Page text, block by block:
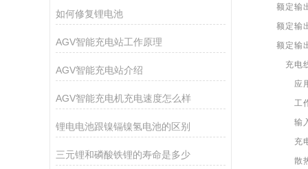
如何修复锂电池
AGV智能充电站工作原理
AGV智能充电站介绍
AGV智能充电机充电速度怎么样
锂电电池跟镍镉镍氢电池的区别
三元锂和磷酸铁锂的寿命是多少
额定输
额定输
额定输
充电
应
工
输
充
散